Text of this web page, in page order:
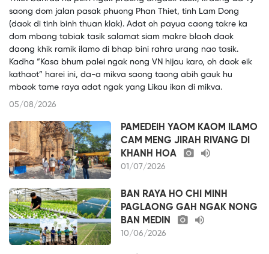
saong dom jalan pasak phuong Phan Thiet, tinh Lam Dong
(daok di tinh binh thuan klak). Adat oh payua caong takre ka
dom mbang tabiak tasik salamat siam makre blaoh daok
daong khik ramik ilamo di bhap bini rahra urang nao tasik.
Kadha “Kasa bhum palei ngak nong VN hijau karo, oh daok eik
kathaot” harei ini, da-a mikva saong taong abih gauk hu
mbaok tame raya adat ngak yang Likau ikan di mikva.
05/08/2026
PAMEDEIH YAOM KAOM ILAMO
CAM MENG JIRAH RIVANG DI
KHANH HOA
01/07/2026
BAN RAYA HO CHI MINH
PAGLAONG GAH NGAK NONG
BAN MEDIN
10/06/2026